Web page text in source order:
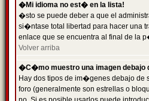
�Mi idioma no est� en la lista!
�sto se puede deber a que el
si�ntase total libertad para hacer una
enlace que se encuentra al final de la
Volver arriba
�C�mo muestro una imagen debajo
Hay dos tipos de im�genes debajo de
foro (generalmente son estrellas o